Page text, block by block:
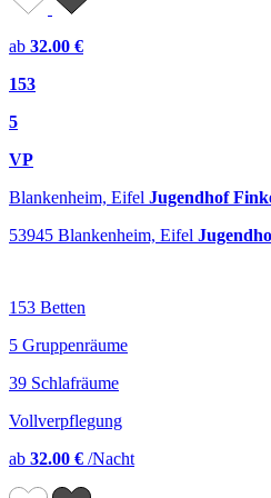
ab 32.00 €
153
5
VP
Blankenheim, Eifel Jugendhof
53945 Blankenheim, Eifel
153 Betten
5 Gruppenräume
39 Schlafräume
Vollverpflegung
ab 32.00 € /Nacht